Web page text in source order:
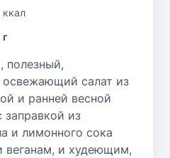
полезный,
салат из
и ранней весной
из
и лимонного сока
веганам, и худеющим,